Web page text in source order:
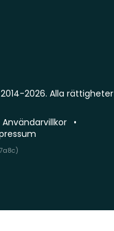
2026. Alla rättigheter
Användarvillkor